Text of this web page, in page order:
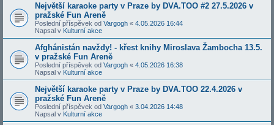
Největší karaoke party v Praze by DVA.TOO #2 27.5.2026 v
pražské Fun Areně
Poslední příspěvek od Vargogh « 4.05.2026 16:44
Napsal v Kulturní akce
Afghánistán navždy! - křest knihy Miroslava Žambocha 13.5.
v pražské Fun Areně
Poslední příspěvek od Vargogh « 4.05.2026 16:38
Napsal v Kulturní akce
Největší karaoke party v Praze by DVA.TOO 22.4.2026 v
pražské Fun Areně
Poslední příspěvek od Vargogh « 3.04.2026 14:48
Napsal v Kulturní akce